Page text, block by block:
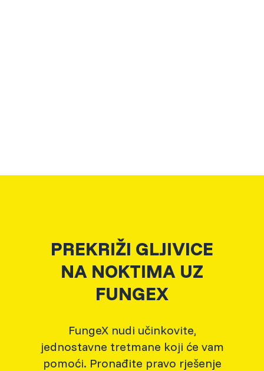
PREKRIŽI GLJIVICE
NA NOKTIMA UZ
FUNGEX
FungeX nudi učinkovite,
jednostavne tretmane koji će vam
pomoći. Pronađite pravo rješenje